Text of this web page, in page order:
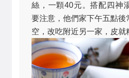
絲，一顆40元。搭配四神
要注意，他們家下午五點後
空，改吃附近另一家，皮就